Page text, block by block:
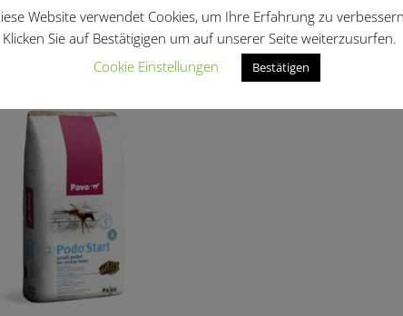
…
Website verwendet Cookies, um Ihre Erfahrung zu
Klicken Sie auf Bestätigigen um auf unserer Seite weiterzusurfen.
Cookie Einstellungen
Bestätigen